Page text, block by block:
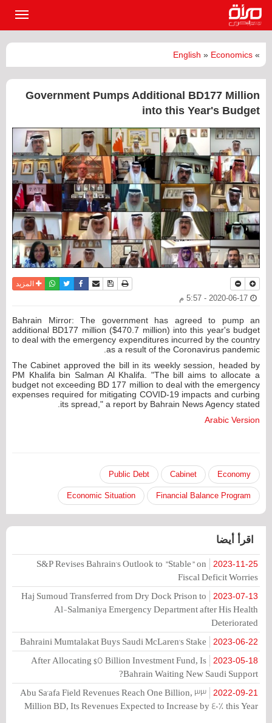
»
English » Economics
Government Pumps Additional BD177 Million
into this Year's Budget
نسخة للطباعة
حفظ الموضوع
أرسل الى صديق
فيسبوكتويترواتسابالمزيد
Bahrain Mirror: The government has agreed to pump an
additional BD177 million ($470.7 million) into this year's budget
to deal with the emergency expenditures incurred by the country
as a result of the Coronavirus pandemic.
The Cabinet approved the bill in its weekly session, headed by
PM Khalifa bin Salman Al Khalifa. "The bill aims to allocate a
budget not exceeding BD 177 million to deal with the emergency
expenses required for mitigating COVID-19 impacts and curbing
its spread," a report by Bahrain News Agency stated.
Arabic Version
Economy
Cabinet
Public Debt
Financial Balance Program
Economic Situation
اقرأ أيضا
2023-11-25
S&P Revises Bahrain's Outlook to "Stable" on
Fiscal Deficit Worries
2023-07-13
Haj Sumoud Transferred from Dry Dock Prison to
Al-Salmaniya Emergency Department after His Health
Deteriorated
2023-06-22
Bahraini Mumtalakat Buys Saudi McLaren's Stake
2023-05-18
After Allocating $5 Billion Investment Fund, Is
Bahrain Waiting New Saudi Support?
2022-09-21
Abu Sa'afa Field Revenues Reach One Billion, 33
Million BD, Its Revenues Expected to Increase by 40% this Year